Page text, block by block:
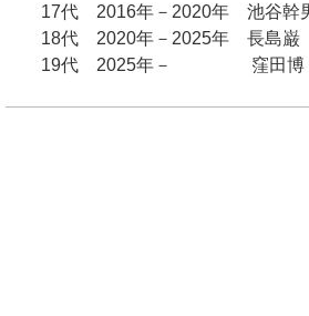
17代 2016年－2020年 池谷幹
18代 2020年－2025年 長島巌
19代 2025年－ 窪田博